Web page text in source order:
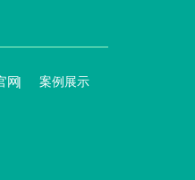
网 案例展示